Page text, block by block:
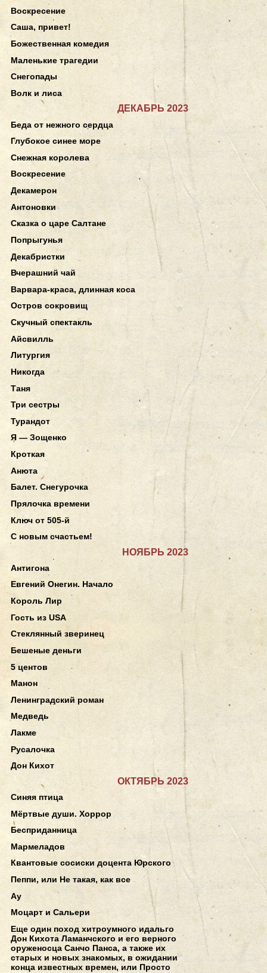
Воскресение
Саша, привет!
Божественная комедия
Маленькие трагедии
Снегопады
Волк и лиса
ДЕКАБРЬ 2023
Беда от нежного сердца
Глубокое синее море
Снежная королева
Воскресение
Декамерон
Антоновки
Сказка о царе Салтане
Попрыгунья
Декабристки
Вчерашний чай
Варвара-краса, длинная коса
Остров сокровищ
Скучный спектакль
Айсвилль
Литургия
Никогда
Таня
Три сестры
Турандот
Я — Зощенко
Кроткая
Анюта
Балет. Снегурочка
Прялочка времени
Ключ от 505-й
С новым счастьем!
НОЯБРЬ 2023
Антигона
Евгений Онегин. Начало
Король Лир
Гость из USA
Стеклянный зверинец
Бешеные деньги
5 центов
Манон
Ленинградский роман
Медведь
Лакме
Русалочка
Дон Кихот
ОКТЯБРЬ 2023
Синяя птица
Мёртвые души. Хоррор
Бесприданница
Мармеладов
Квантовые сосиски доцента Юрского
Пеппи, или Не такая, как все
Ау
Моцарт и Сальери
Еще один поход хитроумного идальго
Дон Кихота Ламанчского и его верного
оруженосца Санчо Панса, а также их
старых и новых знакомых, в ожидании
конца известных времен, или Просто